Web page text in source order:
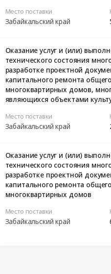
Место поставки
Забайкальский край
Оказание услуг и (или)
технического состояния
разработке проектной
капитального ремонта
многоквартирных домов,
являющихся объектами
Место поставки
Забайкальский край
Оказание услуг и (или)
технического состояния
разработке проектной
капитального ремонта
многоквартирных домов
Место поставки
Забайкальский край